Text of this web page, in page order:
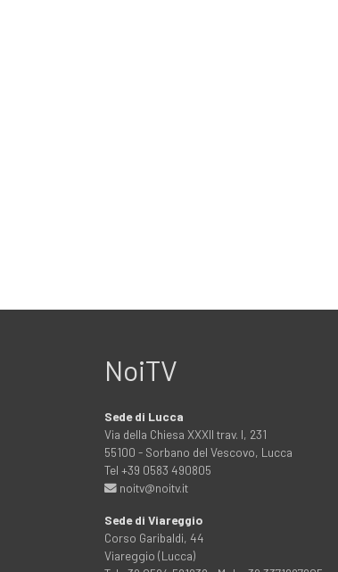
NoiTV
Sede di Lucca
Via della Chiesa XXXII trav. I, 231
55100 - Sorbano del Vescovo, Lucca
Tel +39 0583 490805
noitv@noitv.it
Sede di Viareggio
Corso Garibaldi, 44
Viareggio (Lucca)